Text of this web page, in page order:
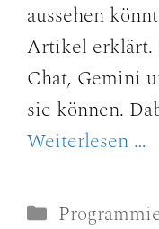
aussehen
Artikel erklärt.
Chat, Gemini
sie können.
Weiterlesen …
Kategorien